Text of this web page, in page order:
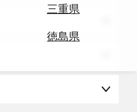
三重県
徳島県